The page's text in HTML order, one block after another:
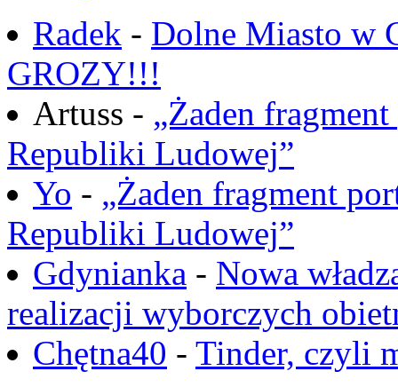
Radek - Dolne Miasto w
GROZY!!!
Artuss - „Żaden
Republiki Ludowej”
Yo - „Żaden fragment
Republiki Ludowej”
Gdynianka - Nowa
realizacji wyborczych
Chętna40 - Tinder, czyli